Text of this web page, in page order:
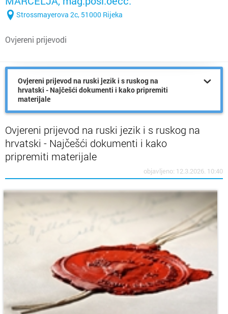
Strossmayerova 2c, 51000 Rijeka
Ovjereni prijevodi
Ovjereni prijevod na ruski jezik i s ruskog na
hrvatski - Najčešći dokumenti i kako pripremiti
materijale
Ovjereni prijevod na ruski jezik i s ruskog na
hrvatski - Najčešći dokumenti i kako
pripremiti materijale
objavljeno: 12.3.2026. 10:40